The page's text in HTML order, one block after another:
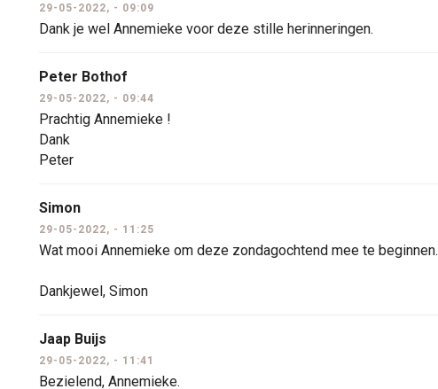
29-05-2022, - 09:09
Dank je wel Annemieke voor deze stille herinneringen.
Peter Bothof
29-05-2022, - 09:44
Prachtig Annemieke !
Dank
Peter
Simon
29-05-2022, - 11:25
Wat mooi Annemieke om deze zondagochtend mee te beginnen.
Dankjewel, Simon
Jaap Buijs
29-05-2022, - 11:41
Bezielend, Annemieke.